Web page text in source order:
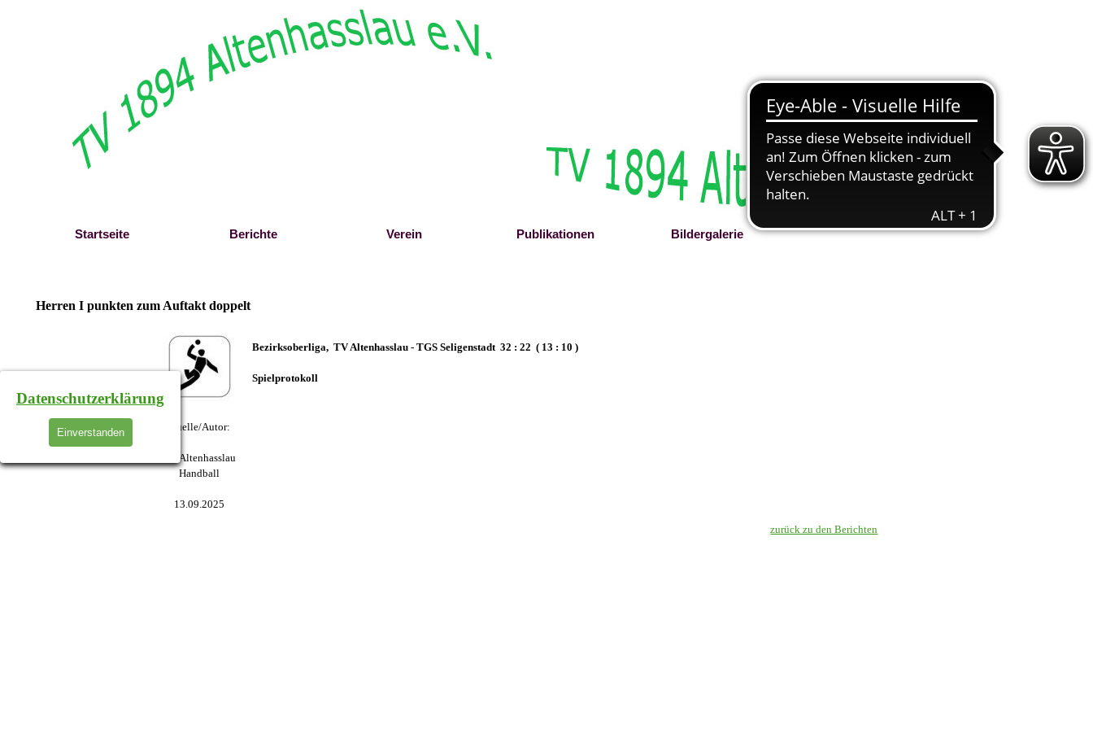
Datenschutzerklärung
Einverstanden
Startseite Berichte ▼
Verein ▼
Publikationen ▼
Bildergalerie ▼
Herren I punkten zum Auftakt doppelt
Quelle/Autor:
TV Altenhasslau
Handball
13.09.2025
Bezirksoberliga, TV Altenhasslau - TGS Seligenstadt 32 : 22 ( 13 : 10 )
Spielprotokoll
zurück zu den Berichten